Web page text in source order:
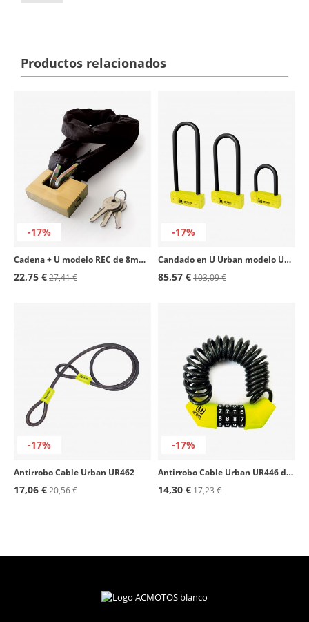
Productos relacionados
-17%
Cadena + U modelo REC de 8mm de Urban
22,75 €27,41 €
-17%
Candado en U Urban modelo UR85
85,57 €103,09 €
-17%
Antirrobo Cable Urban UR462
17,06 €20,56 €
-17%
Antirrobo Cable Urban UR446 de 150cm
14,30 €17,23 €